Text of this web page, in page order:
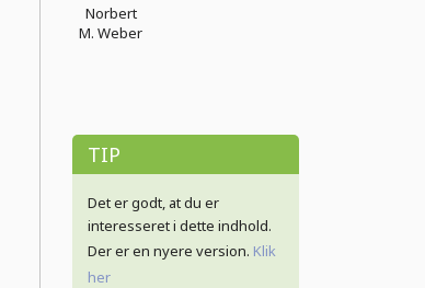
Norbert
M. Weber
TIP
Det er godt, at du er
interesseret i dette indhold.
Der er en nyere version. Klik
her